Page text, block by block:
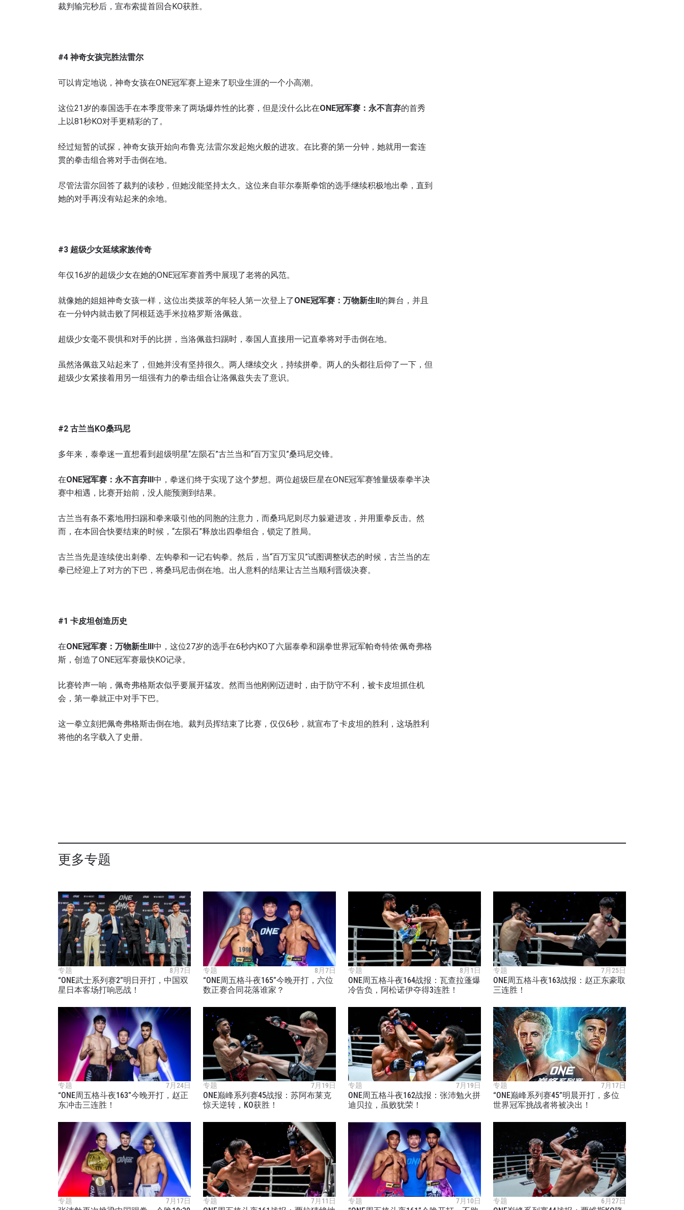
裁判输完秒后，宣布索提首回合KO获胜。
#4 神奇女孩完胜法雷尔
可以肯定地说，神奇女孩在ONE冠军赛上迎来了职业生涯的一个小高潮。
这位21岁的泰国选手在本季度带来了两场爆炸性的比赛，但是没什么比在ONE冠军赛：永不言弃的首秀
上以81秒KO对手更精彩的了。
经过短暂的试探，神奇女孩开始向布鲁克·法雷尔发起炮火般的进攻。在比赛的第一分钟，她就用一套连
贯的拳击组合将对手击倒在地。
尽管法雷尔回答了裁判的读秒，但她没能坚持太久。这位来自菲尔泰斯拳馆的选手继续积极地出拳，直到
她的对手再没有站起来的余地。
#3 超级少女延续家族传奇
年仅16岁的超级少女在她的ONE冠军赛首秀中展现了老将的风范。
就像她的姐姐神奇女孩一样，这位出类拔萃的年轻人第一次登上了ONE冠军赛：万物新生II的舞台，并且
在一分钟内就击败了阿根廷选手米拉格罗斯·洛佩兹。
超级少女毫不畏惧和对手的比拼，当洛佩兹扫踢时，泰国人直接用一记直拳将对手击倒在地。
虽然洛佩兹又站起来了，但她并没有坚持很久。两人继续交火，持续拼拳。两人的头都往后仰了一下，但
超级少女紧接着用另一组强有力的拳击组合让洛佩兹失去了意识。
#2 古兰当KO桑玛尼
多年来，泰拳迷一直想看到超级明星“左陨石”古兰当和“百万宝贝”桑玛尼交锋。
在ONE冠军赛：永不言弃III中，拳迷们终于实现了这个梦想。两位超级巨星在ONE冠军赛雏量级泰拳半决
赛中相遇，比赛开始前，没人能预测到结果。
古兰当有条不紊地用扫踢和拳来吸引他的同胞的注意力，而桑玛尼则尽力躲避进攻，并用重拳反击。然
而，在本回合快要结束的时候，“左陨石”释放出四拳组合，锁定了胜局。
古兰当先是连续使出刺拳、左钩拳和一记右钩拳。然后，当“百万宝贝”试图调整状态的时候，古兰当的左
拳已经迎上了对方的下巴，将桑玛尼击倒在地。出人意料的结果让古兰当顺利晋级决赛。
#1 卡皮坦创造历史
在ONE冠军赛：万物新生III中，这位27岁的选手在6秒内KO了六届泰拳和踢拳世界冠军帕奇特侬·佩奇弗格
斯，创造了ONE冠军赛最快KO记录。
比赛铃声一响，佩奇弗格斯农似乎要展开猛攻。然而当他刚刚迈进时，由于防守不利，被卡皮坦抓住机
会，第一拳就正中对手下巴。
这一拳立刻把佩奇弗格斯击倒在地。裁判员挥结束了比赛，仅仅6秒，就宣布了卡皮坦的胜利，这场胜利
将他的名字载入了史册。
更多专题
专题 8月7日
“ONE武士系列赛2”明日开打，中国双
星日本客场打响恶战！
专题 8月7日
“ONE周五格斗夜165”今晚开打，六位
数正赛合同花落谁家？
专题 8月1日
ONE周五格斗夜164战报：瓦查拉蓬爆
冷告负，阿松诺伊夺得3连胜！
专题 7月25日
ONE周五格斗夜163战报：赵正东豪取
三连胜！
专题 7月24日
“ONE周五格斗夜163”今晚开打，赵正
东冲击三连胜！
专题 7月19日
ONE巅峰系列赛45战报：苏阿布莱克
惊天逆转，KO获胜！
专题 7月19日
ONE周五格斗夜162战报：张沛勉火拼
迪贝拉，虽败犹荣！
专题 7月17日
“ONE巅峰系列赛45”明晨开打，多位
世界冠军挑战者将被决出！
专题 7月17日 专题 7月11日 专题 7月10日 专题 6月27日
赛事
浏览了解更多
订阅
提交此表格签署弹出免责声明，即表示您同意我们的隐私政策，我们将收